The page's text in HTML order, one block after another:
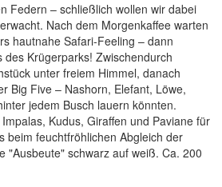
Federn – schließlich wollen wir dabei
Nach dem Morgenkaffee warten
hautnahe Safari-Feeling – dann
des Krügerparks! Zwischendurch
unter freiem Himmel, danach
Big Five – Nashorn, Elefant, Löwe,
jedem Busch lauern könnten.
Kudus, Giraffen und Paviane für
beim feuchtfröhlichen Abgleich der
"Ausbeute" schwarz auf weiß. Ca. 200